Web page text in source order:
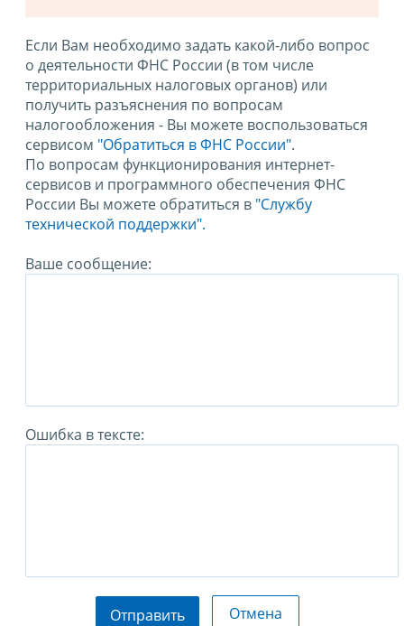
Если Вам необходимо задать какой-либо вопрос
о деятельности ФНС России (в том числе
территориальных налоговых органов) или
получить разъяснения по вопросам
налогообложения - Вы можете воспользоваться
сервисом "Обратиться в ФНС России".
По вопросам функционирования интернет-
сервисов и программного обеспечения ФНС
России Вы можете обратиться в "Службу
технической поддержки".
Ваше сообщение:
Ошибка в тексте:
Отправить Отмена